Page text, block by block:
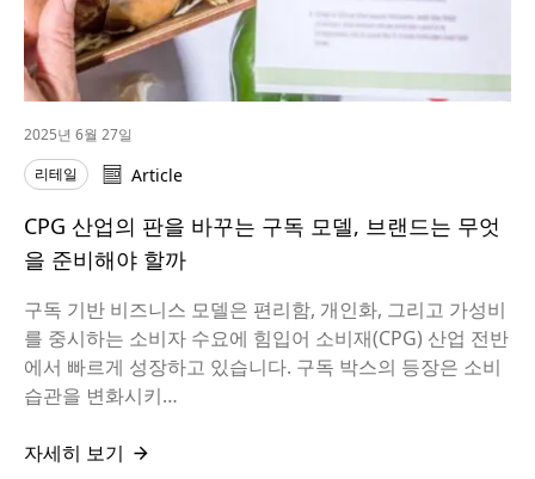
2025년 6월 27일
리테일
Article
CPG 산업의 판을 바꾸는 구독 모델, 브랜드는 무엇
을 준비해야 할까
구독 기반 비즈니스 모델은 편리함, 개인화, 그리고 가성비
를 중시하는 소비자 수요에 힘입어 소비재(CPG) 산업 전반
에서 빠르게 성장하고 있습니다. 구독 박스의 등장은 소비
습관을 변화시키…
자세히 보기